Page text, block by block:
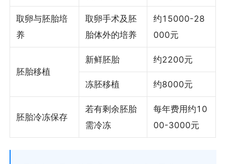
取卵与胚胎培
养
取卵手术及胚
胎体外的培养
约15000-28
000元
胚胎移植
新鲜胚胎 约2200元
冻胚移植 约8000元
胚胎冷冻保存
若有剩余胚胎
需冷冻
每年费用约10
00-3000元